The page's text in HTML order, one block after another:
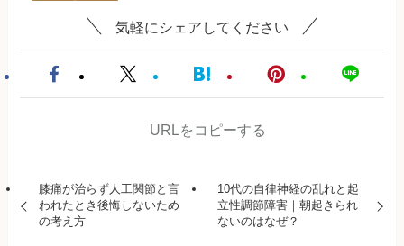
気軽にシェアしてください
URLをコピーする
膝痛が治らず人工関節と言
われたとき後悔しないため
の考え方
10代の自律神経の乱れと起
立性調節障害｜朝起きられ
ないのはなぜ？